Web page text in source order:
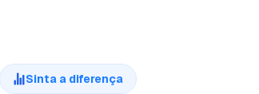
Sinta a diferença